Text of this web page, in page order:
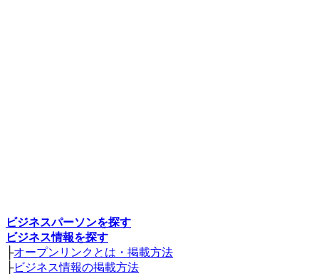
ビジネスパーソンを探す
ビジネス情報を探す
├オープンリンクとは・掲載方法
├ビジネス情報の掲載方法